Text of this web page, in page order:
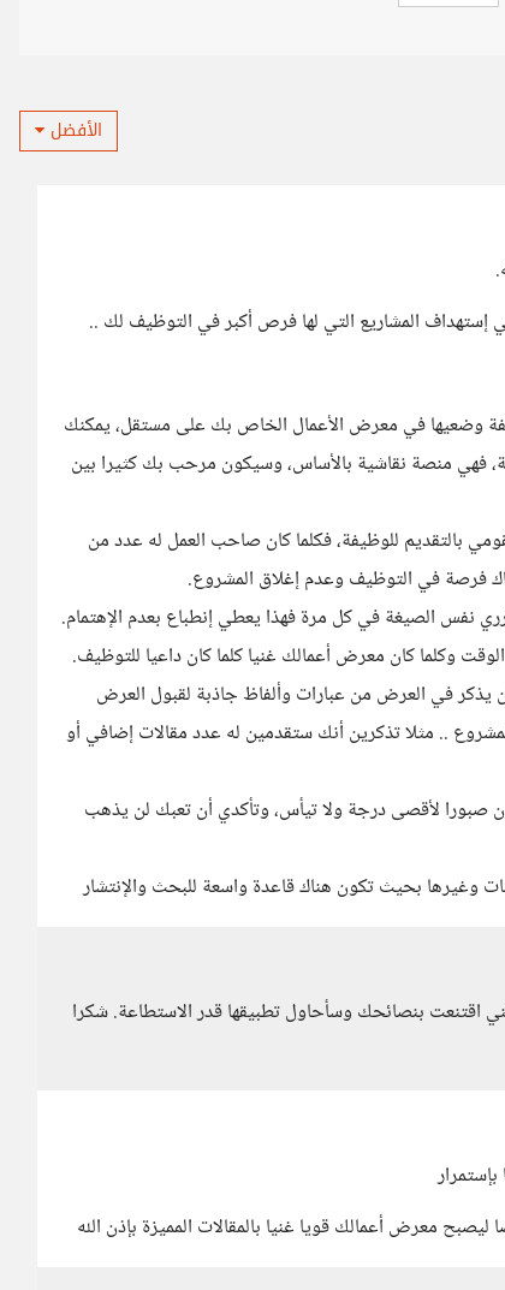
الأفضل
المشاريع التي لها فرص أكبر في التوظيف لك ..
وضعيها في معرض الأعمال الخاص بك على مستقل، يمكنك
فهي منصة نقاشية بالأساس، وسيكون مرحب بك كثيرا بين
بالتقديم للوظيفة، فكلما كان صاحب العمل له عدد من
فرصة في التوظيف وعدم إغلاق المشروع.
نفس الصيغة في كل مرة فهذا يعطي إنطباع بعدم الإهتمام.
وكلما كان معرض أعمالك غنيا كلما كان داعيا للتوظيف.
في العرض من عبارات وألفاظ جاذبة لقبول العرض
.. مثلا تذكرين أنك ستقدمين له عدد مقالات إضافي أو
صبورا لأقصى درجة ولا تيأس، وتأكدي أن تعبك لن يذهب
بحيث تكون هناك قاعدة واسعة للبحث والإنتشار
اقتنعت بنصائحك وسأحاول تطبيقها قدر الاستطاعة. شكرا
معرض أعمالك قويا غنيا بالمقالات المميزة بإذن الله